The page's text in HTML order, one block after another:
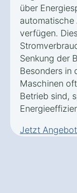
über
verfügen.
Senkung der
Besonders in
Maschinen
Betrieb sind,
Jetzt